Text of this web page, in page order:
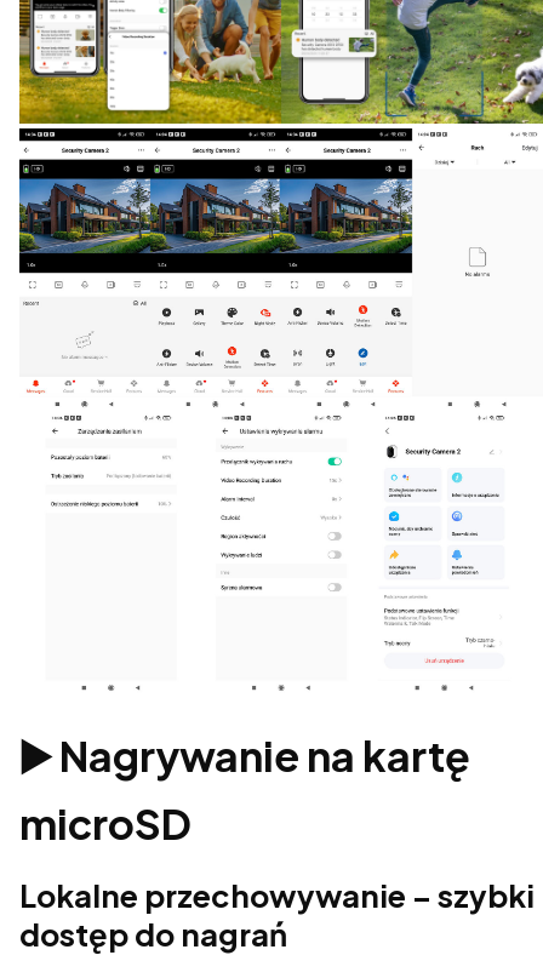
▶️ Nagrywanie na kartę
microSD
Lokalne przechowywanie – szybki
dostęp do nagrań